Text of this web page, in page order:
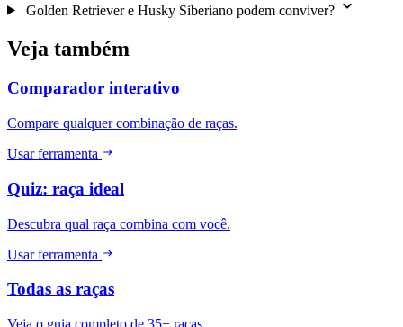
Golden Retriever e Husky Siberiano podem conviver?
Veja também
Comparador interativo
Compare qualquer combinação de raças.
Usar ferramenta
Quiz: raça ideal
Descubra qual raça combina com você.
Usar ferramenta
Todas as raças
Veja o guia completo de 35+ raças.